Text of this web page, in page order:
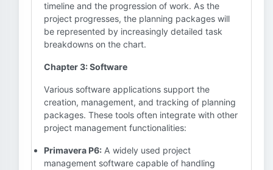
timeline and the progression of work. As the
project progresses, the planning packages will
be represented by increasingly detailed task
breakdowns on the chart.
Chapter 3: Software
Various software applications support the
creation, management, and tracking of planning
packages. These tools often integrate with other
project management functionalities:
Primavera P6: A widely used project
management software capable of handling